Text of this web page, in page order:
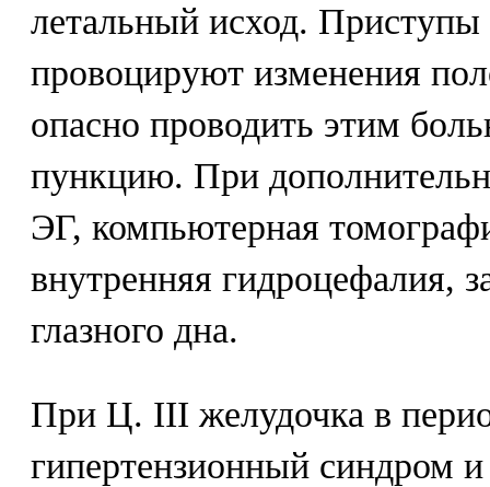
летальный исход. Приступы
провоцируют изменения
опасно проводить этим
пункцию. При
ЭГ, компьютерная
внутренняя гидроцефалия,
глазного дна.
При Ц. III желудочка в
гипертензионный синдром